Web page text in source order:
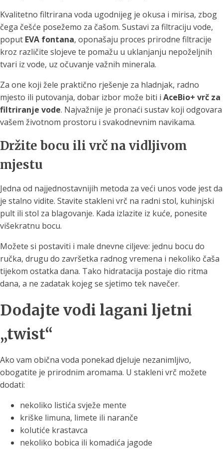
Kvalitetno filtrirana voda ugodnijeg je okusa i mirisa, zbog
čega češće posežemo za čašom. Sustavi za filtraciju vode,
poput EVA fontana, oponašaju proces prirodne filtracije
kroz različite slojeve te pomažu u uklanjanju nepoželjnih
tvari iz vode, uz očuvanje važnih minerala.
Za one koji žele praktično rješenje za hladnjak, radno
mjesto ili putovanja, dobar izbor može biti i AceBio+ vrč za
filtriranje vode. Najvažnije je pronaći sustav koji odgovara
vašem životnom prostoru i svakodnevnim navikama.
Držite bocu ili vrč na vidljivom
mjestu
Jedna od najjednostavnijih metoda za veći unos vode jest da
je stalno vidite. Stavite stakleni vrč na radni stol, kuhinjski
pult ili stol za blagovanje. Kada izlazite iz kuće, ponesite
višekratnu bocu.
Možete si postaviti i male dnevne ciljeve: jednu bocu do
ručka, drugu do završetka radnog vremena i nekoliko čaša
tijekom ostatka dana. Tako hidratacija postaje dio ritma
dana, a ne zadatak kojeg se sjetimo tek navečer.
Dodajte vodi lagani ljetni
„twist“
Ako vam obična voda ponekad djeluje nezanimljivo,
obogatite je prirodnim aromama. U stakleni vrč možete
dodati:
nekoliko listića svježe mente
kriške limuna, limete ili naranče
kolutiće krastavca
nekoliko bobica ili komadića jagode